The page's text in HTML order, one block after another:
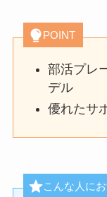
POINT
部活プレ
デル
優れたサ
こんな人にお